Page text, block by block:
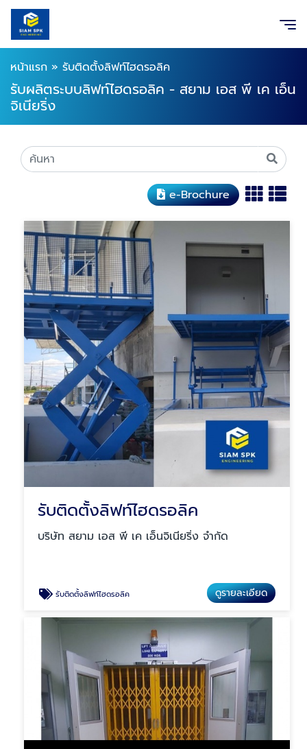
หน้าแรก » รับติดตั้งลิฟท์ไฮดรอลิค
รับผลิตระบบลิฟท์ไฮดรอลิค - สยาม เอส พี เค เอ็น
จิเนียริ่ง
e-Brochure
รับติดตั้งลิฟท์ไฮดรอลิค
บริษัท สยาม เอส พี เค เอ็นจิเนียริ่ง จำกัด
รับติดตั้งลิฟท์ไฮดรอลิค ดูรายละเอียด